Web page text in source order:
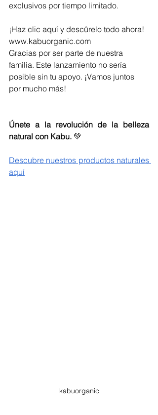
exclusivos por tiempo limitado.
¡Haz clic aquí y descûrelo todo ahora!
www.kabuorganic.com
Gracias por ser parte de nuestra
familia. Este lanzamiento no sería
posible sin tu apoyo. ¡Vamos juntos
por mucho más!
Únete a la revolución de la belleza
natural con Kabu. 💚
Descubre nuestros productos naturales
aquí
kabuorganic